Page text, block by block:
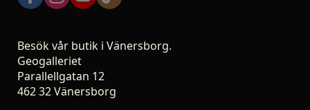
Besök vår butik i Vänersborg.
Geogalleriet
Parallellgatan 12
462 32 Vänersborg